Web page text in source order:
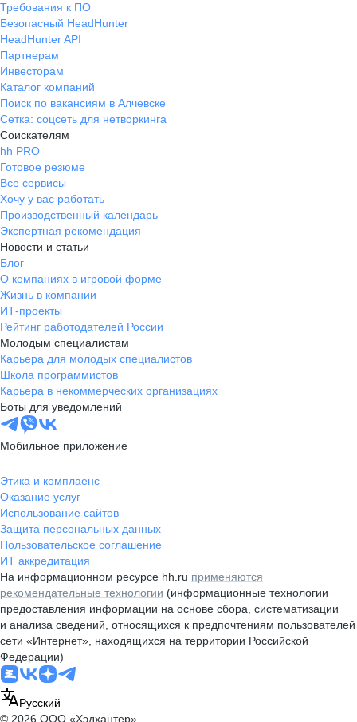
Требования к ПО
Безопасный HeadHunter
HeadHunter API
Партнерам
Инвесторам
Каталог компаний
Поиск по вакансиям в Алчевске
Сетка: соцсеть для нетворкинга
Соискателям
hh PRO
Готовое резюме
Все сервисы
Хочу у вас работать
Производственный календарь
Экспертная рекомендация
Новости и статьи
Блог
О компаниях в игровой форме
Жизнь в компании
ИТ-проекты
Рейтинг работодателей России
Молодым специалистам
Карьера для молодых специалистов
Школа программистов
Карьера в некоммерческих организациях
Боты для уведомлений
Мобильное приложение
Этика и комплаенс
Оказание услуг
Использование сайтов
Защита персональных данных
Пользовательское соглашение
ИТ аккредитация
На информационном ресурсе hh.ru применяются
рекомендательные технологии (информационные технологии
предоставления информации на основе сбора, систематизации
и анализа сведений, относящихся к предпочтениям пользователей
сети «Интернет», находящихся на территории Российской
Федерации)
Русский
© 2026 ООО «Хэдхантер»